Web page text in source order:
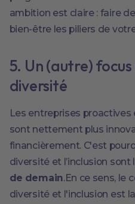
ambition est claire : faire
bien-être les piliers de
5. Un (autre)
diversité
Les entreprises
sont nettement plus
financièrement. C'est
diversité et l’inclusion sont
de demain.En ce sens, le
diversité et l'inclusion est